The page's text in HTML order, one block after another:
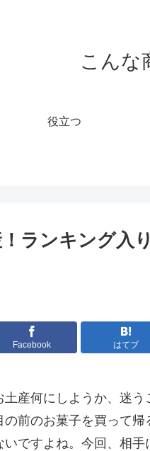
こんな
役立つ
ランキング入
Facebook はてブ
産何にしようか、迷
の前のお菓子を買って
ですよね。今回、相